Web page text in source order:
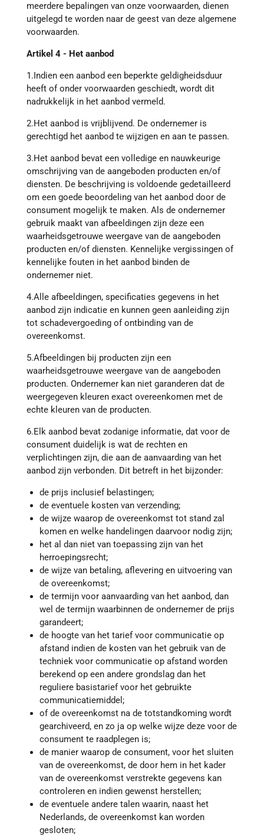
meerdere bepalingen van onze voorwaarden, dienen
uitgelegd te worden naar de geest van deze algemene
voorwaarden.
Artikel 4 - Het aanbod
1.Indien een aanbod een beperkte geldigheidsduur
heeft of onder voorwaarden geschiedt, wordt dit
nadrukkelijk in het aanbod vermeld.
2.Het aanbod is vrijblijvend. De ondernemer is
gerechtigd het aanbod te wijzigen en aan te passen.
3.Het aanbod bevat een volledige en nauwkeurige
omschrijving van de aangeboden producten en/of
diensten. De beschrijving is voldoende gedetailleerd
om een goede beoordeling van het aanbod door de
consument mogelijk te maken. Als de ondernemer
gebruik maakt van afbeeldingen zijn deze een
waarheidsgetrouwe weergave van de aangeboden
producten en/of diensten. Kennelijke vergissingen of
kennelijke fouten in het aanbod binden de
ondernemer niet.
4.Alle afbeeldingen, specificaties gegevens in het
aanbod zijn indicatie en kunnen geen aanleiding zijn
tot schadevergoeding of ontbinding van de
overeenkomst.
5.Afbeeldingen bij producten zijn een
waarheidsgetrouwe weergave van de aangeboden
producten. Ondernemer kan niet garanderen dat de
weergegeven kleuren exact overeenkomen met de
echte kleuren van de producten.
6.Elk aanbod bevat zodanige informatie, dat voor de
consument duidelijk is wat de rechten en
verplichtingen zijn, die aan de aanvaarding van het
aanbod zijn verbonden. Dit betreft in het bijzonder:
de prijs inclusief belastingen;
de eventuele kosten van verzending;
de wijze waarop de overeenkomst tot stand zal
komen en welke handelingen daarvoor nodig zijn;
het al dan niet van toepassing zijn van het
herroepingsrecht;
de wijze van betaling, aflevering en uitvoering van
de overeenkomst;
de termijn voor aanvaarding van het aanbod, dan
wel de termijn waarbinnen de ondernemer de prijs
garandeert;
de hoogte van het tarief voor communicatie op
afstand indien de kosten van het gebruik van de
techniek voor communicatie op afstand worden
berekend op een andere grondslag dan het
reguliere basistarief voor het gebruikte
communicatiemiddel;
of de overeenkomst na de totstandkoming wordt
gearchiveerd, en zo ja op welke wijze deze voor de
consument te raadplegen is;
de manier waarop de consument, voor het sluiten
van de overeenkomst, de door hem in het kader
van de overeenkomst verstrekte gegevens kan
controleren en indien gewenst herstellen;
de eventuele andere talen waarin, naast het
Nederlands, de overeenkomst kan worden
gesloten;